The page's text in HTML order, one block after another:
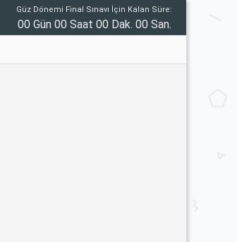
Güz Dönemi Final Sınavı İçin Kalan Süre:
00 Gün 00 Saat 00 Dak. 00 San.